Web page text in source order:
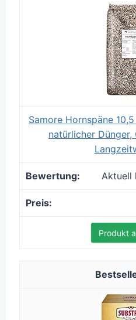
Samore Hornspäne
natürlicher
Aktuell
Produkt